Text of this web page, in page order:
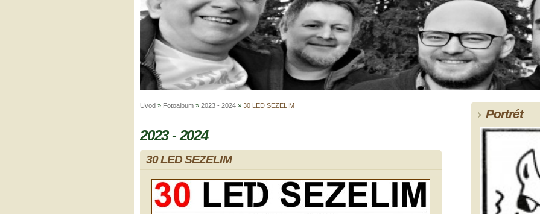
Úvod » Fotoalbum » 2023 - 2024 » 30 LED SEZELIM
2023 - 2024
30 LED SEZELIM
Portrét